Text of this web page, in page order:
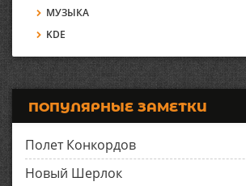
МУЗЫКА
KDE
ПОПУЛЯРНЫЕ ЗАМЕТКИ
Полет Конкордов
Новый Шерлок